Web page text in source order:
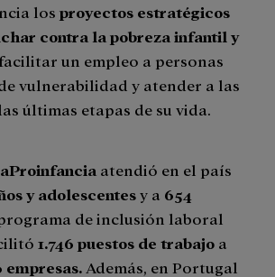
los proyectos estratégicos
contra la pobreza infantil y
, facilitar un empleo a personas
vulnerabilidad y atender a las
últimas etapas de su vida.
atendió en el país
y adolescentesy a 654
de inclusión laboral
1.746 puestos de trabajo a
empresas. Además, en Portugal